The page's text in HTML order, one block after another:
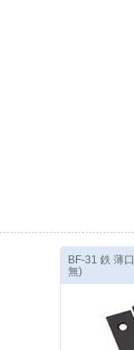
BF-31 鉄 薄
無)